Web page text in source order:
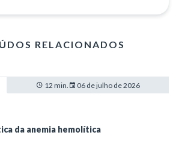
RELACIONADOS
12 min. 06 de julho de 2026
da anemia hemolítica